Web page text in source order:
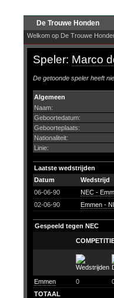
De Trouwe Honden
Welkom op De Trouwe
Speler: Marco
De getoonde speler heeft
Algemeen
Naam:
Geboortedatum:
Geboorteplaats:
Nationaliteit:
Linie:
Laatste wedstrijden
Datum
Wedstrijd
06-06-90
NEC -
02-06-90
Emmen -
Gespeeld tegen NEC
Emmen 0
TOTAAL